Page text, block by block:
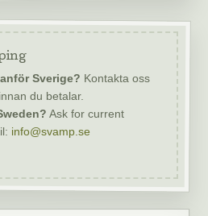
Sverige? Kontakta oss
du betalar.
Ask for current
info@svamp.se